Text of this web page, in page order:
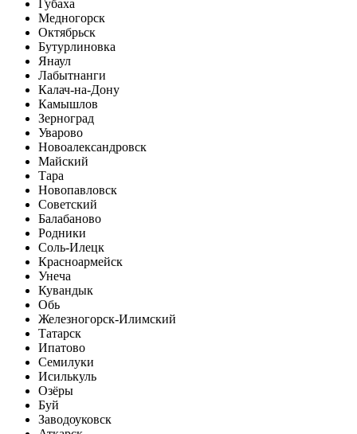
Губаха
Медногорск
Октябрьск
Бутурлиновка
Янаул
Лабытнанги
Калач-на-Дону
Камышлов
Зерноград
Уварово
Новоалександровск
Майский
Тара
Новопавловск
Советский
Балабаново
Родники
Соль-Илецк
Красноармейск
Унеча
Кувандык
Обь
Железногорск-Илимский
Татарск
Ипатово
Семилуки
Исилькуль
Озёры
Буй
Заводоуковск